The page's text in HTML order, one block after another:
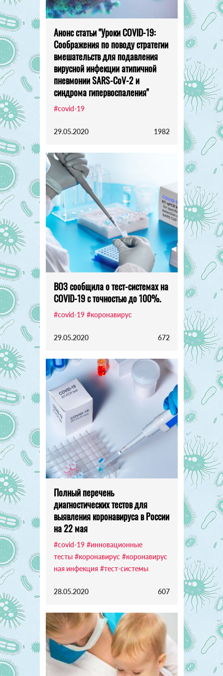
Анонс статьи "Уроки COVID-19:
Соображения по поводу стратегии
вмешательств для подавления
вирусной инфекции атипичной
пневмонии SARS-CoV-2 и
синдрома гипервоспаления"
#covid-19
29.05.2020 1982
ВОЗ сообщила о тест-системах на
COVID-19 с точностью до 100%.
#covid-19 #коронавирус
29.05.2020 672
Полный перечень
диагностических тестов для
выявления коронавируса в России
на 22 мая
#covid-19 #инновационные
тесты #коронавирус #коронавирус
ная инфекция #тест-системы
28.05.2020 607